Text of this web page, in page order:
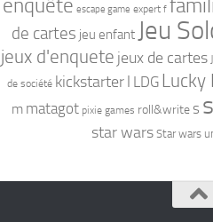
enquête escape game expert f
de cartes jeu enfant Jeu
jeux d'enquete jeux de cartes
de société kickstarter l LDG Lucky
m matagot pixie games roll&write s
star wars Star wars